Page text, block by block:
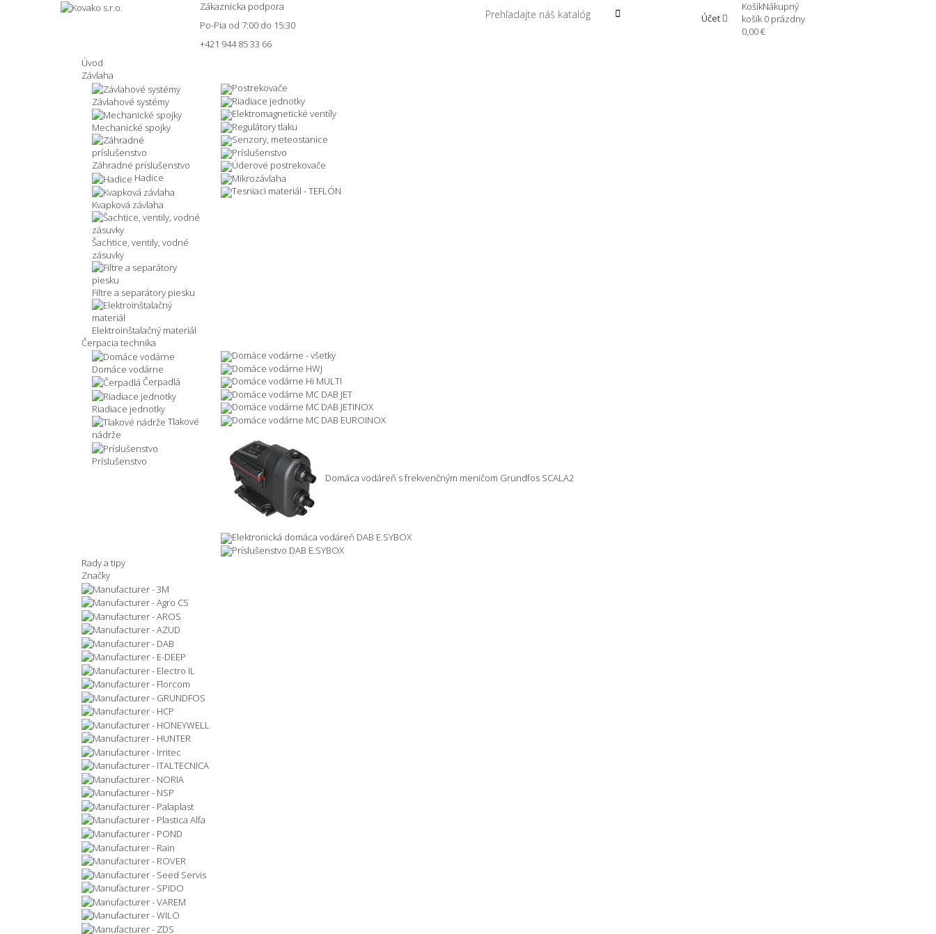
Zákaznícka podpora
Po-Pia od 7:00 do 15:30
+421 944 85 33 66
Účet
KošíkNákupný
košík 0 prázdny
0,00 €
Úvod
Závlaha
Závlahové systémy
Mechanické spojky
Záhradné príslušenstvo
Hadice
Kvapková závlaha
Šachtice, ventily, vodné
zásuvky
Filtre a separátory piesku
Elektroinštalačný materiál
Postrekovače
Riadiace jednotky
Elektromagnetické ventíly
Regulátory tlaku
Senzory, meteostanice
Príslušenstvo
Úderové postrekovače
Mikrozávlaha
Tesniaci materiál - TEFLÓN
Čerpacia technika
Domáce vodárne
Čerpadlá
Riadiace jednotky
Tlakové
nádrže
Príslušenstvo
Domáce vodárne - všetky
Domáce vodárne HWJ
Domáce vodárne Hi MULTI
Domáce vodárne MC DAB JET
Domáce vodárne MC DAB JETINOX
Domáce vodárne MC DAB EUROINOX
Domáca vodáreň s frekvenčným meničom Grundfos SCALA2
Elektronická domáca vodáreň DAB E.SYBOX
Príslušenstvo DAB E.SYBOX
Rady a tipy
Značky